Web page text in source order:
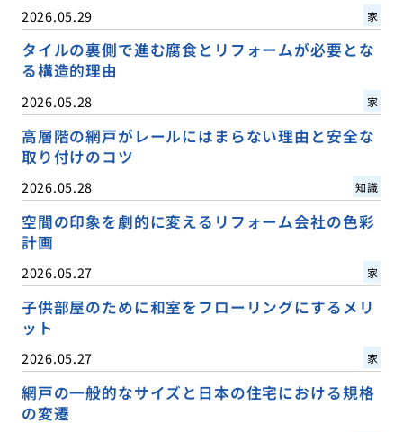
2026.05.29 家
タイルの裏側で進む腐食とリフォームが必要とな
る構造的理由
2026.05.28 家
高層階の網戸がレールにはまらない理由と安全な
取り付けのコツ
2026.05.28 知識
空間の印象を劇的に変えるリフォーム会社の色彩
計画
2026.05.27 家
子供部屋のために和室をフローリングにするメリ
ット
2026.05.27 家
網戸の一般的なサイズと日本の住宅における規格
の変遷